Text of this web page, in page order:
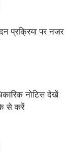
प्रक्रिया पर नजर
नोटिस देखें
से करें